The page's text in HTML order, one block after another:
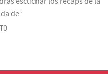
de ’